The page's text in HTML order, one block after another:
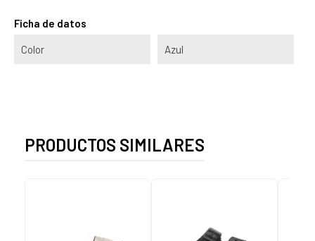
Ficha de datos
Color Azul
PRODUCTOS SIMILARES